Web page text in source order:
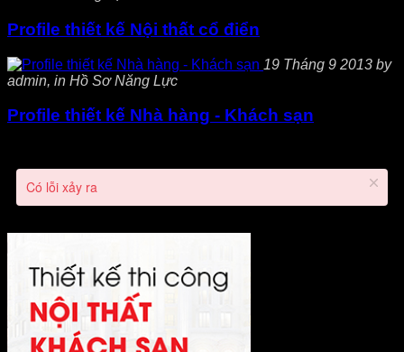
Profile thiết kế Nội thất cổ điển
19 Tháng 9 2013 by
admin, in Hồ Sơ Năng Lực
Profile thiết kế Nhà hàng - Khách sạn
Có lỗi xảy ra